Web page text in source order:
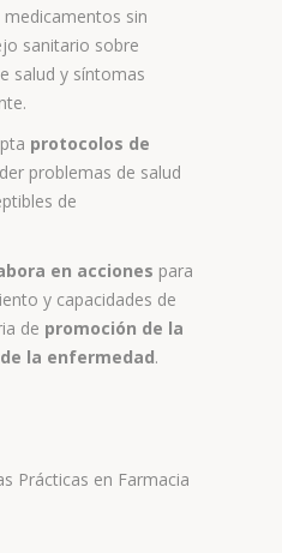
sin
sanitario sobre
salud y síntomas
protocolos de
problemas de salud
de
en acciones para
y capacidades de
de promoción de la
la enfermedad.
Prácticas en Farmacia